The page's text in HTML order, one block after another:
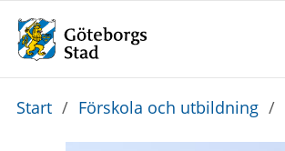
Du
Start / Förskola och utbildning /